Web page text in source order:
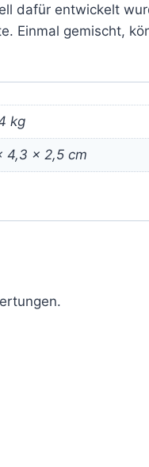
dafür entwickelt
Einmal gemischt,
kg
4,3 × 2,5 cm